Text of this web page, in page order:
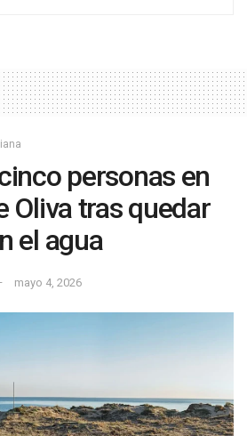
personas en
Oliva tras quedar
el agua
mayo 4, 2026